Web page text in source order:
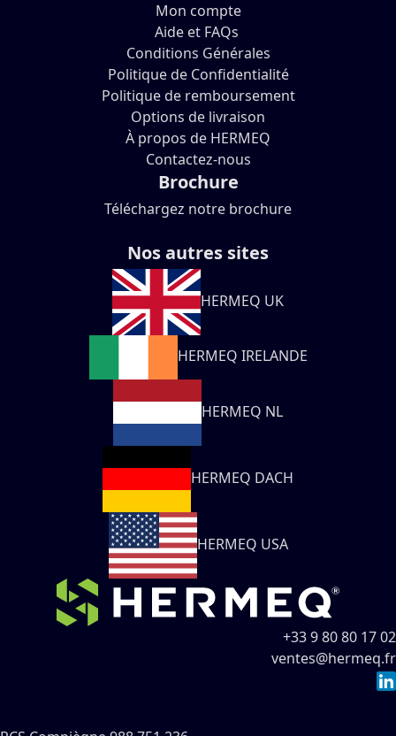
Mon compte
Aide et FAQs
Conditions Générales
Politique de Confidentialité
Politique de remboursement
Options de livraison
À propos de HERMEQ
Contactez-nous
Brochure
Téléchargez notre brochure
Nos autres sites
HERMEQ UK
HERMEQ IRELANDE
HERMEQ NL
HERMEQ DACH
HERMEQ USA
+33 9 80 80 17 02
ventes@hermeq.fr